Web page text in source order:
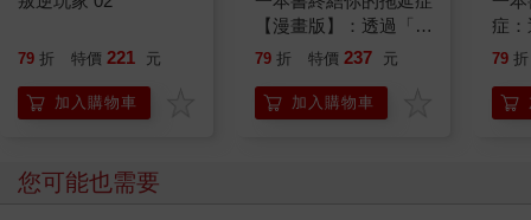
79 折 特價 221 元
加入購物車
【漫畫版】：透過「小
行動」打開大腦的行動
「行動派」的37個科
學方法
79 折 特價 237 元
加入購物車
症
開
的
79 折
您可能也需要